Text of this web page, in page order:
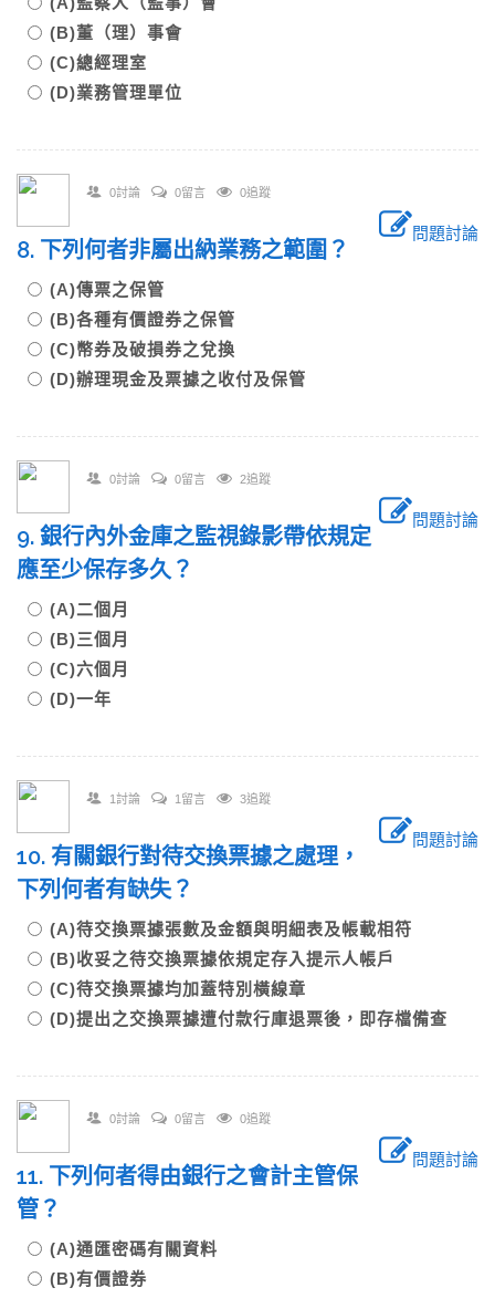
(B)董（理）事會
(C)總經理室
(D)業務管理單位
0討論 0留言 0追蹤
問題討論
8. 下列何者非屬出納業務之範圍？
(A)傳票之保管
(B)各種有價證券之保管
(C)幣券及破損券之兌換
(D)辦理現金及票據之收付及保管
0討論 0留言 2追蹤
問題討論
9. 銀行內外金庫之監視錄影帶依規定
應至少保存多久？
(A)二個月
(B)三個月
(C)六個月
(D)一年
1討論 1留言 3追蹤
問題討論
10. 有關銀行對待交換票據之處理，
下列何者有缺失？
(A)待交換票據張數及金額與明細表及帳載相符
(B)收妥之待交換票據依規定存入提示人帳戶
(C)待交換票據均加蓋特別橫線章
(D)提出之交換票據遭付款行庫退票後，即存檔備查
0討論 0留言 0追蹤
問題討論
11. 下列何者得由銀行之會計主管保
管？
(A)通匯密碼有關資料
(B)有價證券